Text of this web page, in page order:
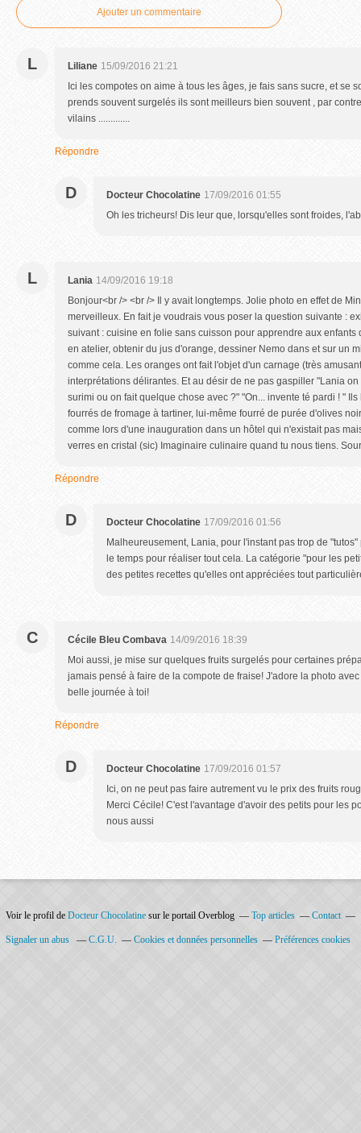
Ajouter un commentaire
L Liliane 15/09/2016 21:21
Ici les compotes on aime à tous les âges, je fais sans sucre, et se
prends souvent surgelés ils sont meilleurs bien souvent , par
vilains .............
Répondre
D Docteur Chocolatine 17/09/2016 01:55
Oh les tricheurs! Dis leur que, lorsqu'elles sont froides,
L Lania 14/09/2016 19:18
Bonjour<br /> <br /> Il y avait longtemps. Jolie photo en effet de
merveilleux. En fait je voudrais vous poser la question suivante :
suivant : cuisine en folie sans cuisson pour apprendre aux enfants
en atelier, obtenir du jus d'orange, dessiner Nemo dans et sur un
comme cela. Les oranges ont fait l'objet d'un carnage (très
interprétations délirantes. Et au désir de ne pas gaspiller "Lania
surimi ou on fait quelque chose avec ?" "On... invente té pardi ! "
fourrés de fromage à tartiner, lui-même fourré de purée d'olives
comme lors d'une inauguration dans un hôtel qui n'existait pas
verres en cristal (sic) Imaginaire culinaire quand tu nous tiens.
Répondre
D Docteur Chocolatine 17/09/2016 01:56
Malheureusement, Lania, pour l'instant pas trop de
le temps pour réaliser tout cela. La catégorie "pour les
des petites recettes qu'elles ont appréciées tout
C Cécile Bleu Combava 14/09/2016 18:39
Moi aussi, je mise sur quelques fruits surgelés pour certaines
jamais pensé à faire de la compote de fraise! J'adore la photo
belle journée à toi!
Répondre
D Docteur Chocolatine 17/09/2016 01:57
Ici, on ne peut pas faire autrement vu le prix des fruits
Merci Cécile! C'est l'avantage d'avoir des petits pour les
nous aussi
Voir le profil de Docteur Chocolatine sur le portail Overblog Top articles Contact
Signaler un abus C.G.U. Cookies et données personnelles Préférences cookies